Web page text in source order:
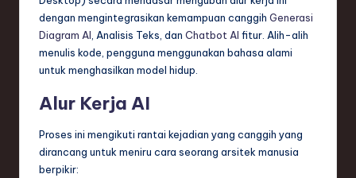
dengan mengintegrasikan kemampuan canggih Generasi
Diagram AI , Analisis Teks, dan Chatbot AI fitur. Alih-alih
menulis kode, pengguna menggunakan bahasa alami
untuk menghasilkan model hidup.
Alur Kerja AI
Proses ini mengikuti rantai kejadian yang canggih yang
dirancang untuk meniru cara seorang arsitek manusia
berpikir: